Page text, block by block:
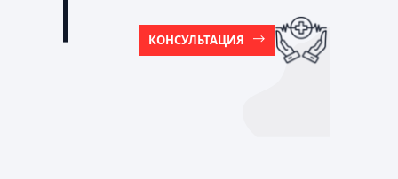
КОНСУЛЬТАЦИЯ